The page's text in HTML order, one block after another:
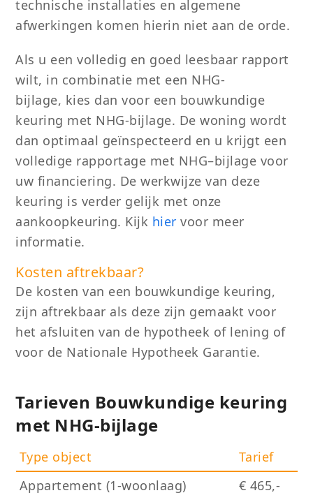
technische installaties en algemene
afwerkingen komen hierin niet aan de orde.
Als u een volledig en goed leesbaar rapport
wilt, in combinatie met een NHG-
bijlage, kies dan voor een bouwkundige
keuring met NHG-bijlage. De woning wordt
dan optimaal geïnspecteerd en u krijgt een
volledige rapportage met NHG–bijlage voor
uw financiering. De werkwijze van deze
keuring is verder gelijk met onze
aankoopkeuring. Kijk hier voor meer
informatie.
Kosten aftrekbaar?
De kostenvan een bouwkundige keuring,
zijn aftrekbaar als deze zijn gemaakt voor
het afsluiten van de hypotheek of lening of
voor de Nationale Hypotheek Garantie.
Tarieven Bouwkundige keuring
met NHG-bijlage
Type object
Tarief
Appartement (1-woonlaag)
€ 465,-